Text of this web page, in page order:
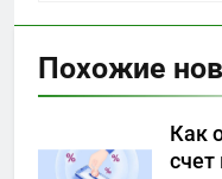
Похожие
Как
счет